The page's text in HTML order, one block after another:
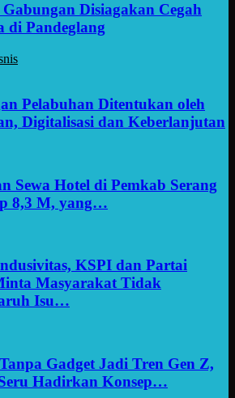
Gabungan Disiagakan Cegah
di Pandeglang
Pelabuhan Ditentukan oleh
Digitalisasi dan Keberlanjutan
Sewa Hotel di Pemkab Serang
8,3 M, yang…
KSPI dan Partai
Masyarakat Tidak
Isu…
Gadget Jadi Tren Gen Z,
Hadirkan Konsep…